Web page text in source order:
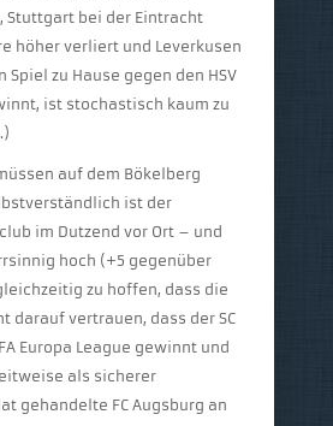
Stuttgart bei der Eintracht
höher verliert und Leverkusen
Spiel zu Hause gegen den HSV
ist stochastisch kaum zu
auf dem Bökelberg
ist der
im Dutzend vor Ort – und
hoch (+5 gegenüber
zu hoffen, dass die
darauf vertrauen, dass der SC
Europa League gewinnt und
als sicherer
gehandelte FC Augsburg an